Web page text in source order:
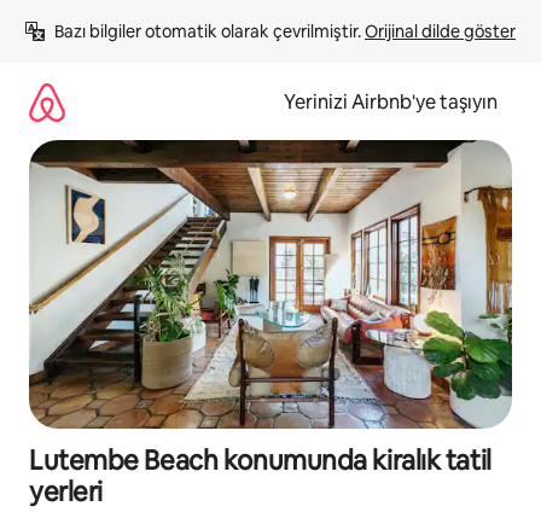
atla
Bazı bilgiler otomatik olarak çevrilmiştir. Orijinal dilde göster
Yerinizi Airbnb'ye taşıyın
Lutembe Beach konumunda kiralık tatil
yerleri